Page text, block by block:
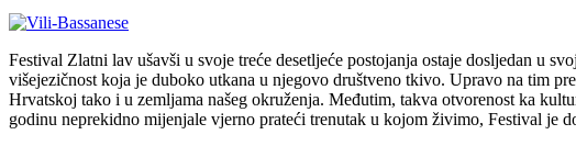
Festival Zlatni lav ušavši u svoje treće desetljeće postojanja ostaje dosljedan u
višejezičnost koja je duboko utkana u njegovo društveno tkivo. Upravo na tim
Hrvatskoj tako i u zemljama našeg okruženja. Međutim, takva otvorenost ka
godinu neprekidno mijenjale vjerno prateći trenutak u kojom živimo, Festival je